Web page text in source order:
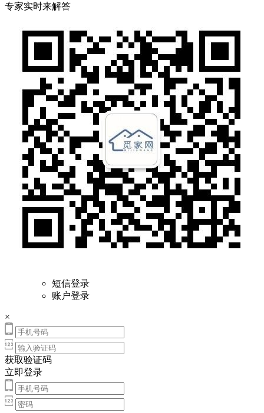
专家实时来解答
短信登录
账户登录
×
获取验证码
立即登录